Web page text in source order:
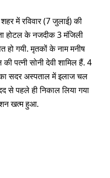
में रविवार (7 जुलाई) की
होटल के नजदीक 3 मंजिली
हो गयी. मृतकों के नाम मनीष
पत्नी सोनी देवी शामिल हैं. 4
का सदर अस्पताल में इलाज चल
से पहले ही निकाल लिया गया
खत्म हुआ.